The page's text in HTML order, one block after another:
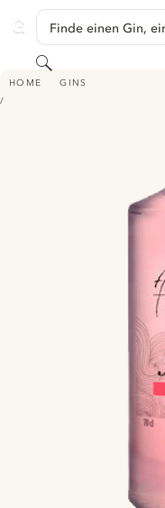
GINVENTORY
Finde einen Gin,
Suchen
HOME GINS
ALBORÁN GIN 12 -